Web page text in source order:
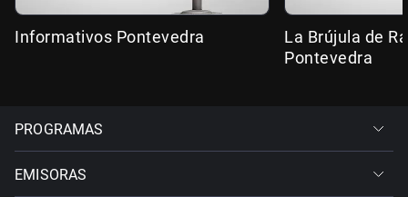
Informativos Pontevedra
La Brújula de
Pontevedra
PROGRAMAS
EMISORAS